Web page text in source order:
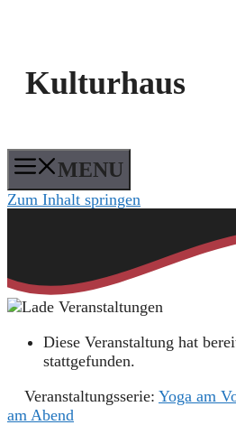
Kulturhaus
MENU
Zum Inhalt springen
Diese Veranstaltung hat
stattgefunden.
Veranstaltungsserie: Yoga am
am Abend